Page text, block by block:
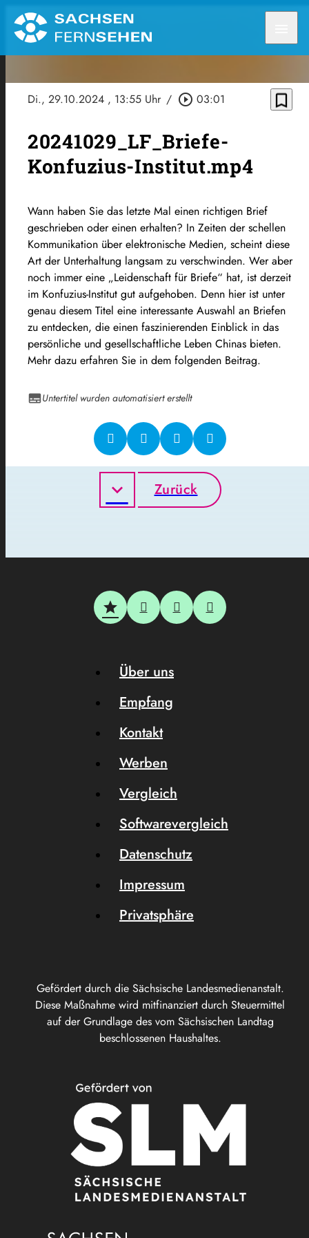
Di., 29.10.2024 , 13:55 Uhr / play_circle_outline 03:01 bookmark_border
20241029_LF_Briefe-
Konfuzius-Institut.mp4
Wann haben Sie das letzte Mal einen richtigen Brief
geschrieben oder einen erhalten? In Zeiten der schellen
Kommunikation über elektronische Medien, scheint diese
Art der Unterhaltung langsam zu verschwinden. Wer aber
noch immer eine „Leidenschaft für Briefe“ hat, ist derzeit
im Konfuzius-Institut gut aufgehoben. Denn hier ist unter
genau diesem Titel eine interessante Auswahl an Briefen
zu entdecken, die einen faszinierenden Einblick in das
persönliche und gesellschaftliche Leben Chinas bieten.
Mehr dazu erfahren Sie in dem folgenden Beitrag.
Untertitel wurden automatisiert erstellt
Zurück
Gefördert durch die Sächsische Landesmedienanstalt.
Diese Maßnahme wird mitfinanziert durch Steuermittel
auf der Grundlage des vom Sächsischen Landtag
beschlossenen Haushaltes.
Über uns
Empfang
Kontakt
Werben
Vergleich
Softwarevergleich
Datenschutz
Impressum
Privatsphäre